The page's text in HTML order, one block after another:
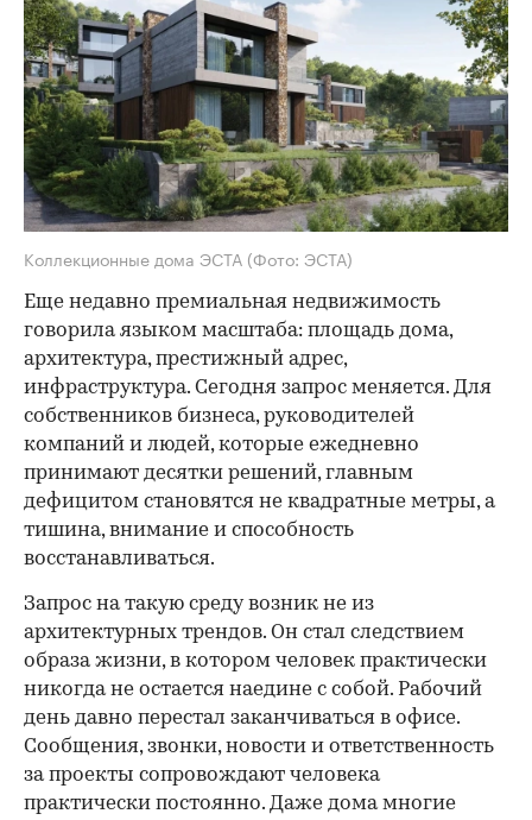
Коллекционные дома ЭСТА (Фото: ЭСТА)
Еще недавно премиальная недвижимость
говорила языком масштаба: площадь дома,
архитектура, престижный адрес,
инфраструктура. Сегодня запрос меняется. Для
собственников бизнеса, руководителей
компаний и людей, которые ежедневно
принимают десятки решений, главным
дефицитом становятся не квадратные метры, а
тишина, внимание и способность
восстанавливаться.
Запрос на такую среду возник не из
архитектурных трендов. Он стал следствием
образа жизни, в котором человек практически
никогда не остается наедине с собой. Рабочий
день давно перестал заканчиваться в офисе.
Сообщения, звонки, новости и ответственность
за проекты сопровождают человека
практически постоянно. Даже дома многие